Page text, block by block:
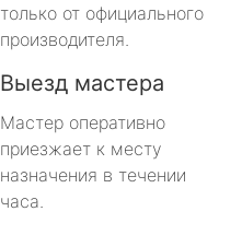
только от официального
производителя.
Выезд мастера
Мастер оперативно
приезжает к месту
назначения в течении
часа.